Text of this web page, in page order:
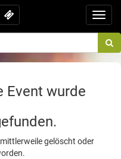
Event wurde
gelöscht oder